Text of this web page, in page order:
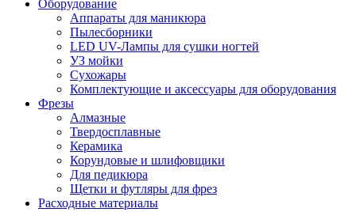
Оборудование
Аппараты для маникюра
Пылесборники
LED UV-Лампы для сушки ногтей
УЗ мойки
Сухожары
Комплектующие и аксессуары для оборудования
Фрезы
Алмазные
Твердосплавные
Керамика
Корундовые и шлифовщики
Для педикюра
Щетки и футляры для фрез
Расходные материалы